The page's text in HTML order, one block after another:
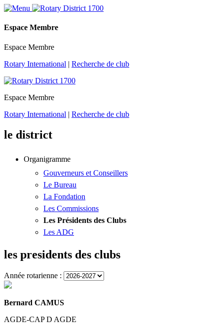
Espace Membre
Espace Membre
Rotary International | Recherche de club
Espace Membre
Rotary International | Recherche de club
le district
Organigramme
Gouverneurs et Conseillers
Le Bureau
La Fondation
Les Commissions
Les Présidents des Clubs
Les ADG
les presidents des clubs
Année rotarienne :
Bernard CAMUS
AGDE-CAP D AGDE